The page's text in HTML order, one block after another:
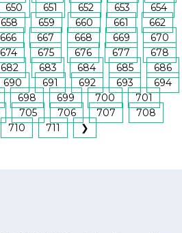
650 651 652 653
654
658 659 660 661
662
666 667 668 669
670
674 675 676 677
678
682 683 684 685
686
690 691 692 693
694
698 699 700
701
705 706 707
708
710 711 ❯